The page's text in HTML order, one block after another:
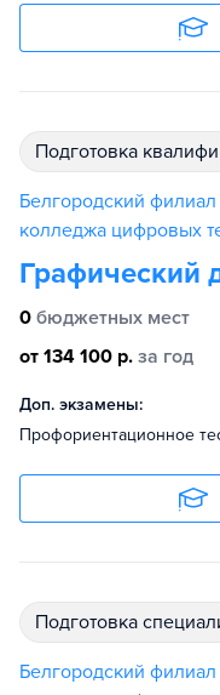
подготовка
Белгородский
колледжа цифровых
Графический
0 бюджетных мест
от 134 100 р. за год
Доп. экзамены:
Профориентационное
подготовка
Белгородский